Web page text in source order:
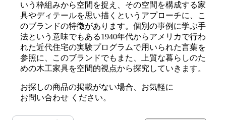
いう枠組みから空間を捉え、その空間を構成する家
具やディテールを思い描くというアプローチに、こ
のブランドの特徴があります。個別の事例に学ぶ手
法という意味でもある1940年代からアメリカで行わ
れた近代住宅の実験プログラムで用いられた言葉を
参照に、このブランドでもまた、上質な暮らしのた
めの木工家具を空間的視点から探究していきます。
お探しの商品の掲載がない場合、お気軽に
お問い合わせ ください。